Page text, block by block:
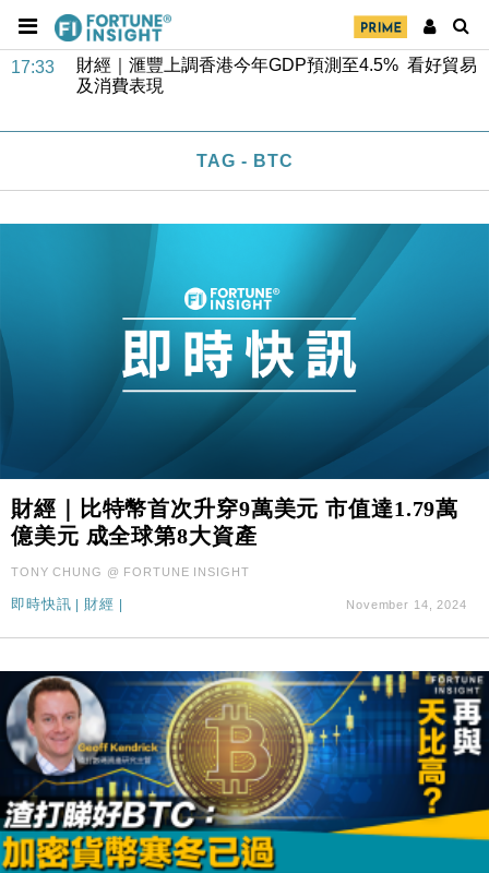
財經｜華僑銀行上半年淨利創新高 中期息增15%至
47仙
17:33
財經｜滙豐上調香港今年GDP預測至4.5% 看好貿易
及消費表現
財經｜恒隆10月換帥 玩具「反」斗城亞洲CEO蔡德
財經｜韓股反覆波動收跌 連挫7周創逾3年最長跌勢
財經｜內地7月美元計價出口增近24%勝預期 貿易順
差達1125億美元
財經｜日本春季三度入市撐日圓 4月單日斥6.28萬億
國際｜特朗普料美伊戰事快結束 承認部分彈藥庫存緊
15:59
財經｜SA售股自救後再出手 斥4億美元押注未上市公
司
47仙
17:33
財經｜滙豐上調香港今年GDP預測至4.5% 看好貿易
16:47
損失近6900萬元
16:05
財經｜日經失守6.5萬點後回穩 全周仍升近2%
15:47
財經｜恒隆10月換帥 玩具「反」斗城亞洲CEO蔡德
粦接任
15:11
財經｜韓股反覆波動收跌 連挫7周創逾3年最長跌勢
TAG - BTC
財經｜比特幣首次升穿9萬美元 市值達1.79萬
億美元 成全球第8大資產
TONY CHUNG @ FORTUNE INSIGHT
即時快訊 財經 November 14, 2024